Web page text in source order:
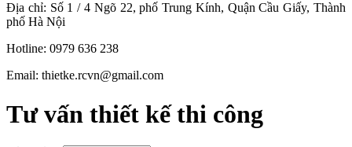
Địa chỉ: Số 1 / 4 Ngõ 22, phố Trung Kính, Quận Cầu Giấy, Thành
phố Hà Nội
Hotline: 0979 636 238
Email: thietke.rcvn@gmail.com
Tư vấn thiết kế thi công